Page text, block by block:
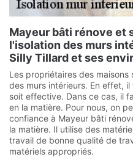
Mayeur bâti rénove et
l'isolation des murs
Silly Tillard et ses
Les propriétaires des maisons
des murs intérieurs. En effet,
soit effective. Dans ce cas, il
en la matière. Pour nous, on
confiance à Mayeur bâti
la matière. Il utilise des
travail de bonne qualité de
matériels appropriés.